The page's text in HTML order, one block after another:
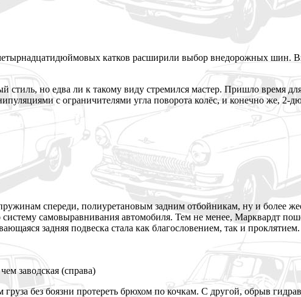
катков расширили выбор внедорожных
но едва ли к такому виду стремился мастер. Пришло время
с ограничителями угла поворота колёс, и конечно же, 2-
спереди, полиуретановым задним отбойникам, ну и более
систему самовыравнивания автомобиля. Тем не менее, Марквардт
задняя подвеска стала как благословением, так и проклятием.
заводская (справа)
без боязни протереть брюхом по кочкам. С другой, обрыв